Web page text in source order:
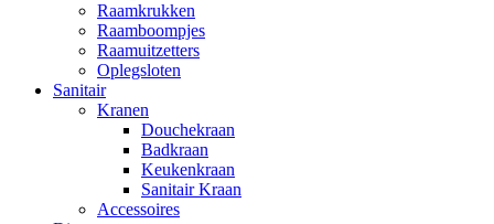
Raamkrukken
Raamboompjes
Raamuitzetters
Oplegsloten
Sanitair
Kranen
Douchekraan
Badkraan
Keukenkraan
Sanitair Kraan
Accessoires